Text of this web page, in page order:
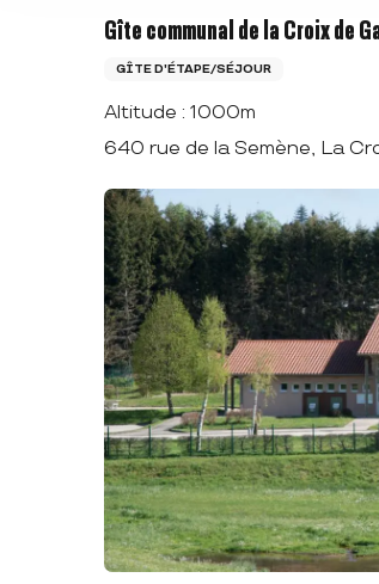
Gîte communal de la Croix de
GÎTE D'ÉTAPE/SÉJOUR
Altitude : 1000m
640 rue de la Semène, La